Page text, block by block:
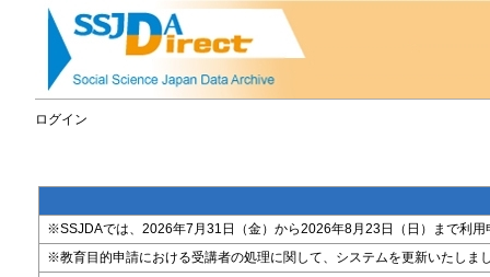
ログイン
※SSJDAでは、2026年7月31日（金）から2026年8月23日（日）まで利
※教育目的申請における受講者の処理に関して、システムを更新いたしま